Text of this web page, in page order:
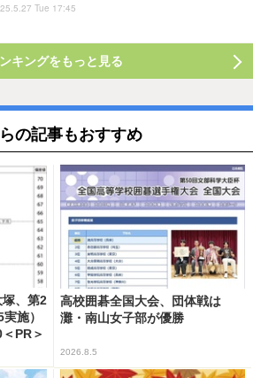
Tue 17:45
キングをもっと見る
の記事もおすすめ
塚、第2
施）
PR＞
高校囲碁全国大会、団体戦は
灘・南山女子部が優勝
2026.8.5